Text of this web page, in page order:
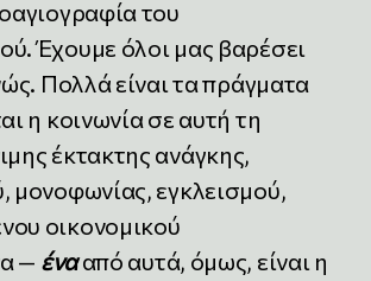
του
Έχουμε όλοι μας βαρέσει
Πολλά είναι τα πράγματα
η κοινωνία σε αυτή τη
έκτακτης ανάγκης,
μονοφωνίας, εγκλεισμού,
οικονομικού
— ένααπό αυτά, όμως, είναι η